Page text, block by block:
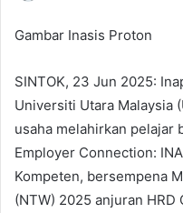
Gambar Inasis Proton
SINTOK, 23 Jun 2025:
Universiti Utara Malaysia
usaha melahirkan pelajar
Employer Connection:
Kompeten, bersempena
(NTW) 2025 anjuran